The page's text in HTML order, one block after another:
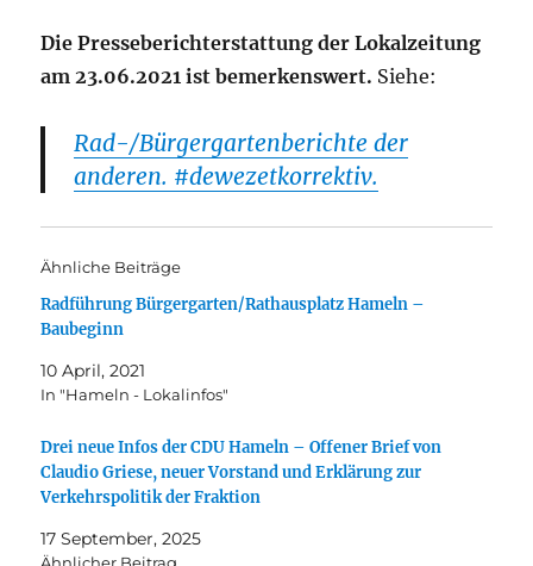
Die Presseberichterstattung der Lokalzeitung
am 23.06.2021 ist bemerkenswert. Siehe:
Rad-/Bürgergartenberichte der
anderen. #dewezetkorrektiv.
Ähnliche Beiträge
Radführung Bürgergarten/Rathausplatz Hameln –
Baubeginn
10 April, 2021
In "Hameln - Lokalinfos"
Drei neue Infos der CDU Hameln – Offener Brief von
Claudio Griese, neuer Vorstand und Erklärung zur
Verkehrspolitik der Fraktion
17 September, 2025